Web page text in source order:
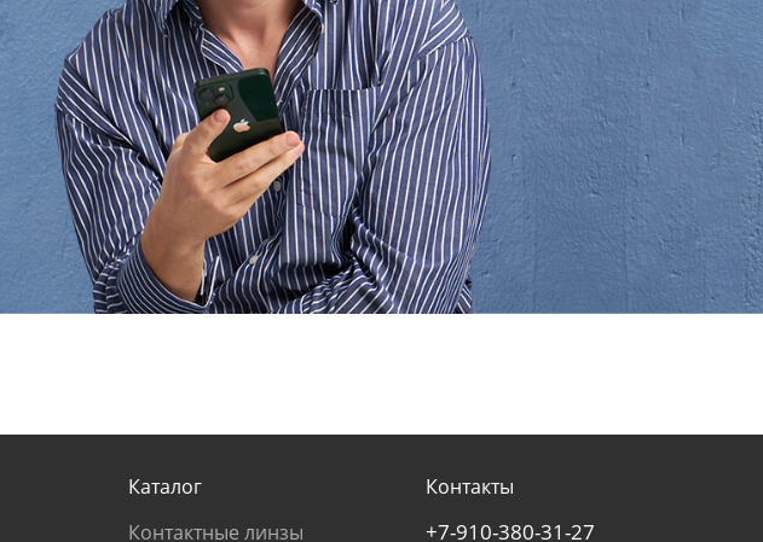
Каталог
Контактные линзы
Контакты
+7-910-380-31-27